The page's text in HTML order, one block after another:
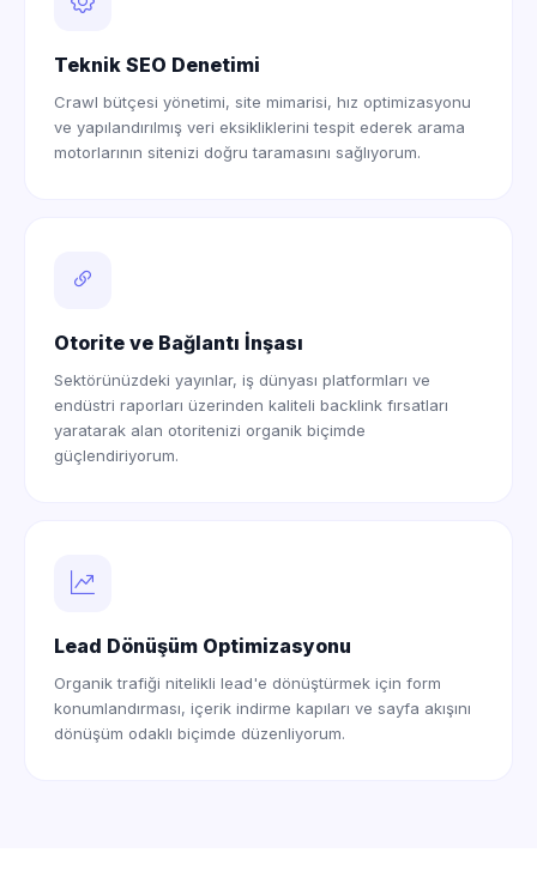
Teknik SEO Denetimi
Crawl bütçesi yönetimi, site mimarisi, hız optimizasyonu
ve yapılandırılmış veri eksikliklerini tespit ederek arama
motorlarının sitenizi doğru taramasını sağlıyorum.
Otorite ve Bağlantı İnşası
Sektörünüzdeki yayınlar, iş dünyası platformları ve
endüstri raporları üzerinden kaliteli backlink fırsatları
yaratarak alan otoritenizi organik biçimde
güçlendiriyorum.
Lead Dönüşüm Optimizasyonu
Organik trafiği nitelikli lead'e dönüştürmek için form
konumlandırması, içerik indirme kapıları ve sayfa akışını
dönüşüm odaklı biçimde düzenliyorum.